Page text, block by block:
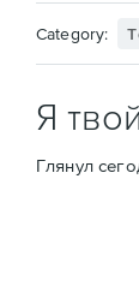
Category:
Я
Глянул